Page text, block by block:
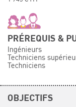
PRÉREQUIS &
Ingénieurs
Techniciens
Techniciens
OBJECTIFS